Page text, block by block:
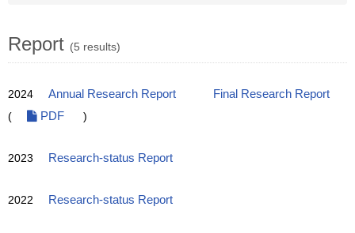
Report (5 results)
2024 Annual Research Report
Final Research Report
(
PDF )
2023 Research-status Report
2022 Research-status Report